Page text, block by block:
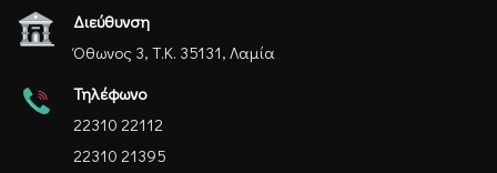
Διεύθυνση
Όθωνος 3, Τ.Κ. 35131, Λαμία
Τηλέφωνο
22310 22112
22310 21395